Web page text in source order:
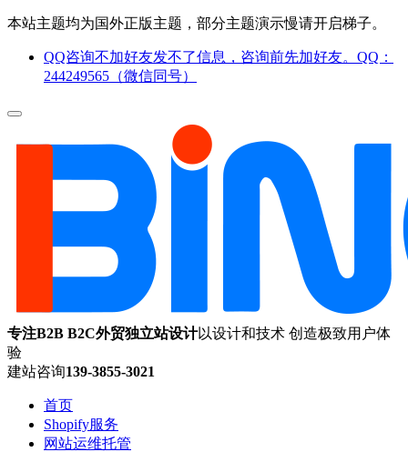
本站主题均为国外正版主题，部分主题演示慢请开启梯子。
QQ咨询不加好友发不了信息，咨询前先加好友。QQ：
244249565（微信同号）
专注B2B B2C外贸独立站设计以设计和技术 创造极致用户体
验
建站咨询139-3855-3021
首页
Shopify服务
网站运维托管